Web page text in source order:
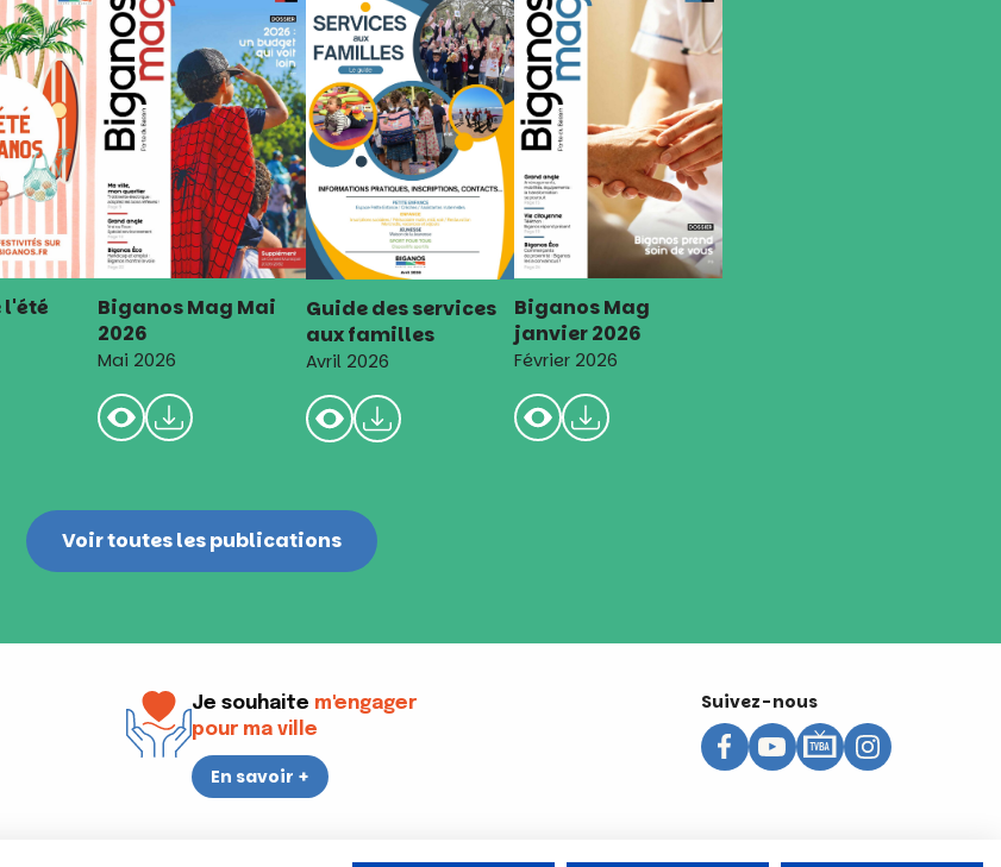
l'été
Biganos Mag Mai
2026
Mai 2026
Guide des services
aux familles
Avril 2026
Biganos Mag
janvier 2026
Février 2026
Voir toutes les publications
Je souhaite m'engager
pour ma ville
En savoir +
Suivez-nous